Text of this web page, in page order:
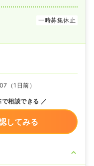
一時募集休止
（1日前）
相談できる
してみる